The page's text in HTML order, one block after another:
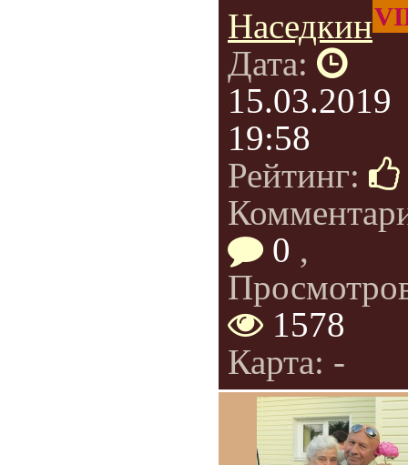
Наседкин
Дата:
15.03.2019
19:58
Рейтинг:
0 ,
1578
Карта: -